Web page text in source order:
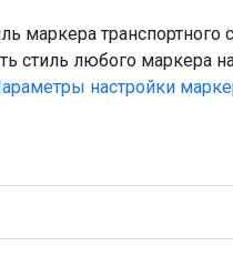
маркера
стиль любого маркера
настройки